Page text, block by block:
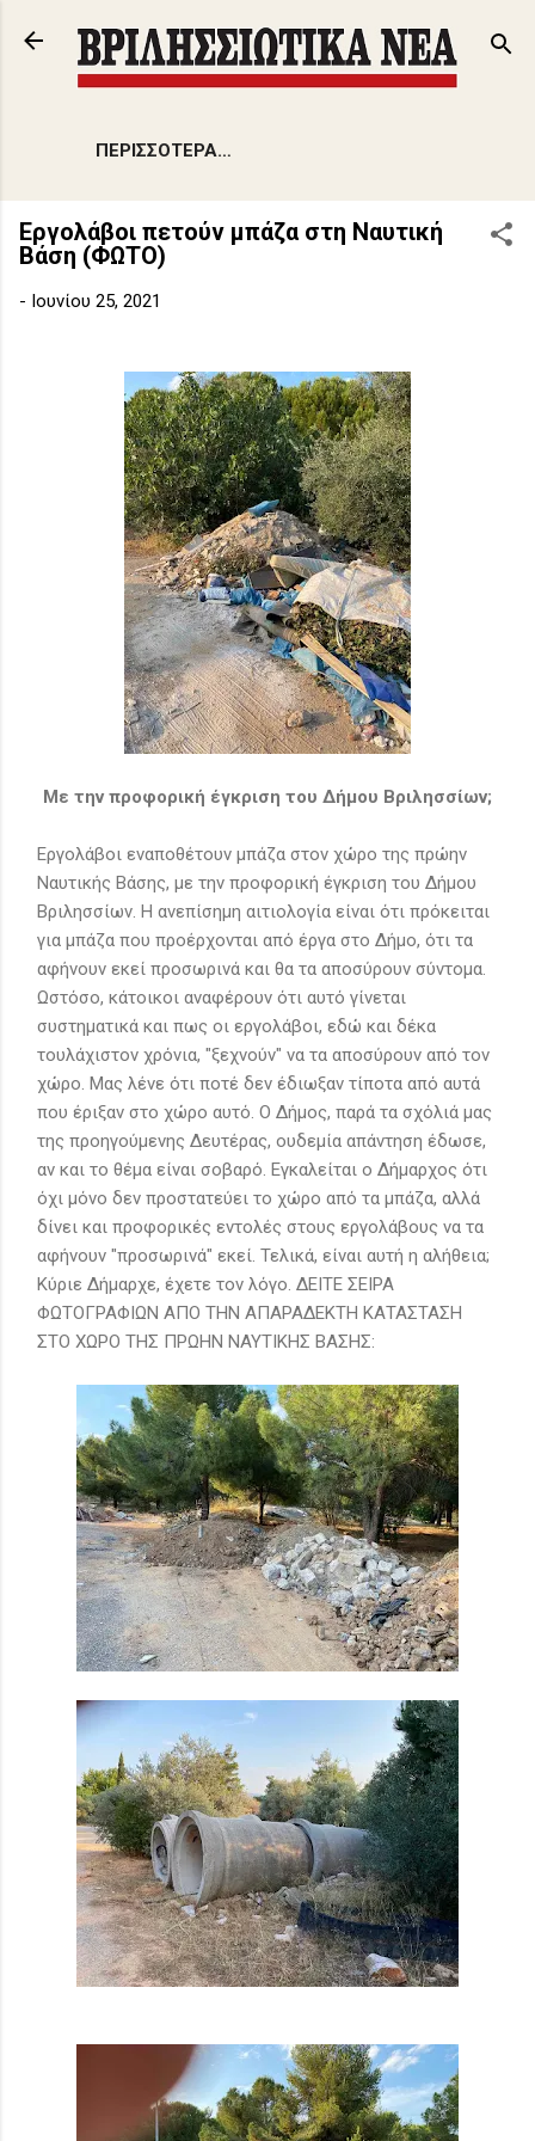
Μετάβαση στο κύριο περιεχόμενο
ΠΕΡΙΣΣΌΤΕΡΑ…
Εργολάβοι πετούν μπάζα στη Ναυτική
Βάση (ΦΩΤΟ)
- Ιουνίου 25, 2021
Με την προφορική έγκριση του Δήμου Βριλησσίων;
Εργολάβοι εναποθέτουν μπάζα στον χώρο της πρώην
Ναυτικής Βάσης, με την προφορική έγκριση του Δήμου
Βριλησσίων. Η ανεπίσημη αιτιολογία είναι ότι πρόκειται
για μπάζα που προέρχονται από έργα στο Δήμο, ότι τα
αφήνουν εκεί προσωρινά και θα τα αποσύρουν σύντομα.
Ωστόσο, κάτοικοι αναφέρουν ότι αυτό γίνεται
συστηματικά και πως οι εργολάβοι, εδώ και δέκα
τουλάχιστον χρόνια, "ξεχνούν" να τα αποσύρουν από τον
χώρο. Μας λένε ότι ποτέ δεν έδιωξαν τίποτα από αυτά
που έριξαν στο χώρο αυτό. Ο Δήμος, παρά τα σχόλιά μας
της προηγούμενης Δευτέρας, ουδεμία απάντηση έδωσε,
αν και το θέμα είναι σοβαρό. Εγκαλείται ο Δήμαρχος ότι
όχι μόνο δεν προστατεύει το χώρο από τα μπάζα, αλλά
δίνει και προφορικές εντολές στους εργολάβους να τα
αφήνουν "προσωρινά" εκεί. Τελικά, είναι αυτή η αλήθεια;
Κύριε Δήμαρχε, έχετε τον λόγο. ΔΕΙΤΕ ΣΕΙΡΑ
ΦΩΤΟΓΡΑΦΙΩΝ ΑΠΟ ΤΗΝ ΑΠΑΡΑΔΕΚΤΗ ΚΑΤΑΣΤΑΣΗ
ΣΤΟ ΧΩΡΟ ΤΗΣ ΠΡΩΗΝ ΝΑΥΤΙΚΗΣ ΒΑΣΗΣ: